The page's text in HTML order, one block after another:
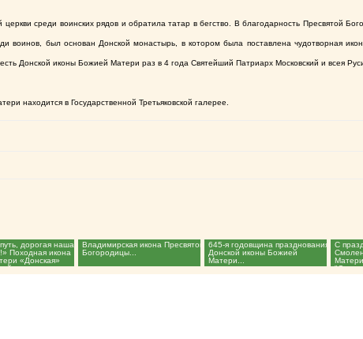
среди воинских рядов и обратила татар в бегство. В благодарность Пресвятой
воинов, был основан Донской монастырь, в котором была поставлена чудотворная
Донской иконы Божией Матери раз в 4 года Святейший Патриарх Московский и всея
находится в Государственной Третьяковской галерее.
дорогая наша
Походная икона
«Донская»
Владимирская икона Пресвятой
Богородицы...
645-я годовщина празднования
Донской иконы Божией
Матери...
С